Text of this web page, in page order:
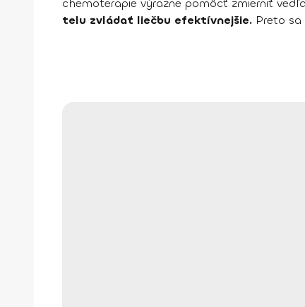
chemoterapie výrazne pomôcť zmierniť
telu zvládať liečbu efektívnejšie. Preto